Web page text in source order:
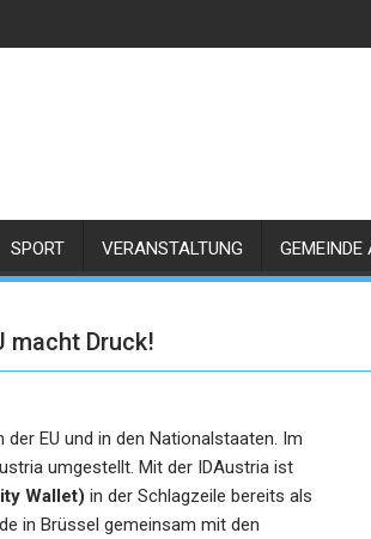
SPORT VERANSTALTUNG GEMEINDE
macht Druck!
der EU und in den Nationalstaaten. Im
umgestellt. Mit der IDAustria ist
Wallet) in der Schlagzeile bereits als
in Brüssel gemeinsam mit den